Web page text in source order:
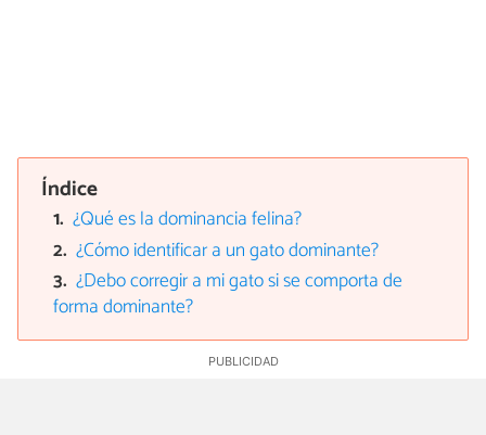
Índice
¿Qué es la dominancia felina?
¿Cómo identificar a un gato dominante?
¿Debo corregir a mi gato si se comporta de
forma dominante?